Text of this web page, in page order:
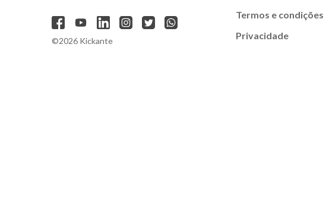
©2026 Kickante
Termos e condições
Privacidade